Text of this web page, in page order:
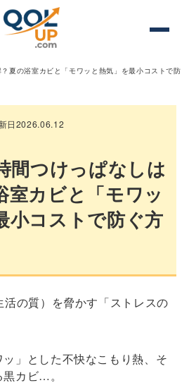
夏の浴室カビと「モワッと熱気」を最小コストで防
日2026.06.12
間つけっぱなしは
室カビと「モワッ
小コストで防ぐ方
の質）を脅かす「ストレスの
」とした不快なこもり熱、そ
カビ…。